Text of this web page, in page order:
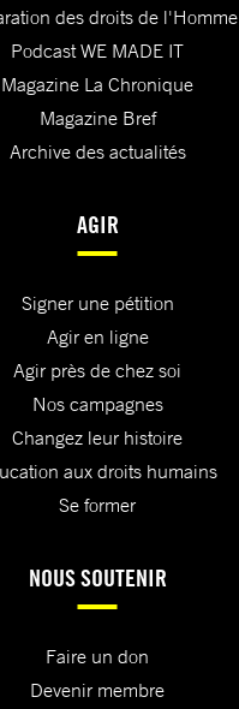
des droits de l'Homme
Podcast WE MADE IT
Magazine La Chronique
Magazine Bref
Archive des actualités
AGIR
Signer une pétition
Agir en ligne
Agir près de chez soi
Nos campagnes
Changez leur histoire
aux droits humains
Se former
NOUS SOUTENIR
Faire un don
Devenir membre